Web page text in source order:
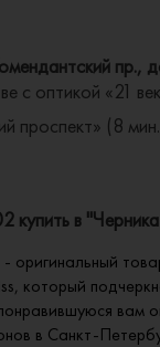
пр.,
с оптикой «21
проспект» (8
купить в
оригинальный
который
вам
в Санкт-